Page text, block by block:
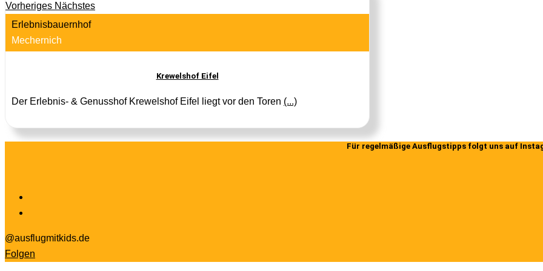
Vorheriges Nächstes
Erlebnisbauernhof
Mechernich
Krewelshof Eifel
Der Erlebnis- & Genusshof Krewelshof Eifel liegt vor den Toren (...)
Für regelmäßige Ausflugstipps folgt uns auf
@ausflugmitkids.de
Folgen